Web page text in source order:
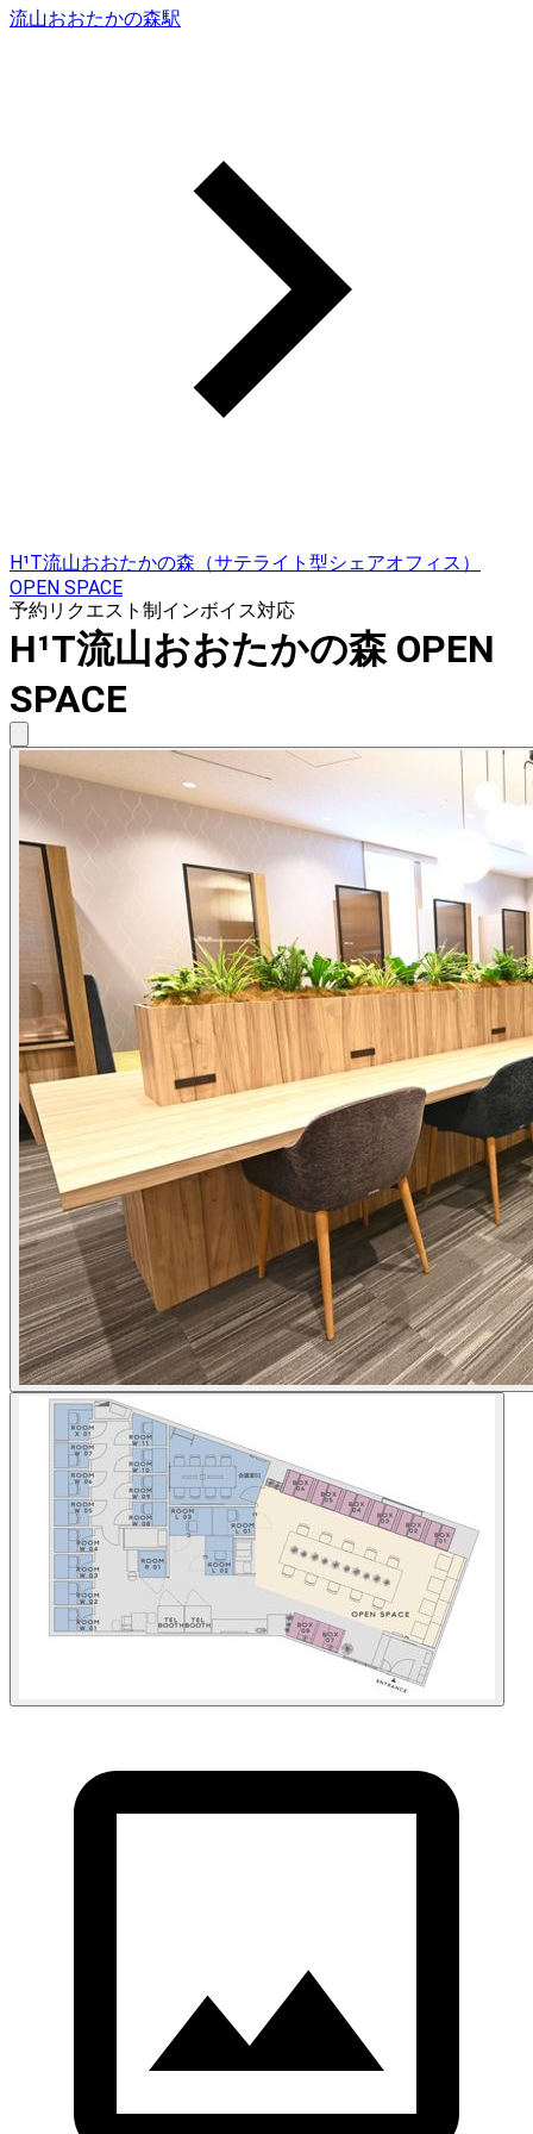
流山おおたかの森駅
H¹T流山おおたかの森（サテライト型シェアオフィス）
OPEN SPACE
予約リクエスト制インボイス対応
H¹T流山おおたかの森 OPEN
SPACE